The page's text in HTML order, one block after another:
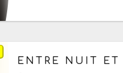
Du lundi 15 juin au
ENTRE NUIT ET